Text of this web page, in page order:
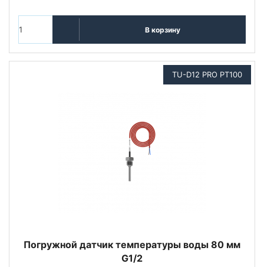
В корзину
TU-D12 PRO PT100
Погружной датчик температуры воды 80 мм
G1/2